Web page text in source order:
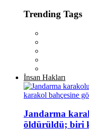
Trending Tags
İnsan Hakları
Jandarma
öldürüldü; biri